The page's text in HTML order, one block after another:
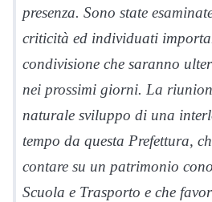
presenza. Sono state
criticità ed individuati
condivisione che saranno
nei prossimi giorni. La
naturale sviluppo di una
tempo da questa Prefettura,
contare su un patrimonio
Scuola e Trasporto e che